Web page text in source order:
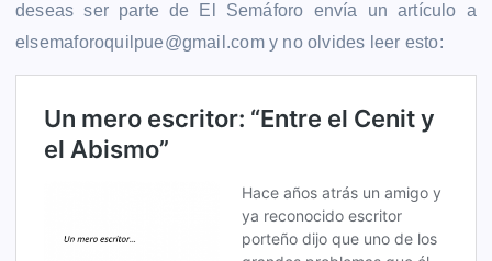
deseas ser parte de El Semáforo envía un artículo a
elsemaforoquilpue@gmail.com y no olvides leer esto: